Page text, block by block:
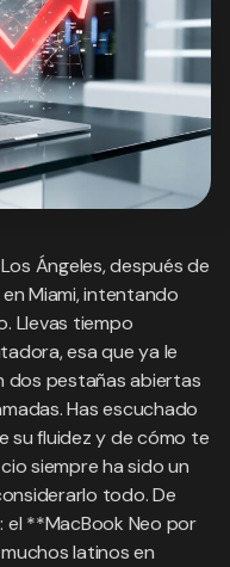
Ángeles, después de
Miami, intentando
Llevas tiempo
esa que ya le
dos pestañas abiertas
Has escuchado
su fluidez y de cómo te
siempre ha sido un
todo. De
el **MacBook Neo por
latinos en